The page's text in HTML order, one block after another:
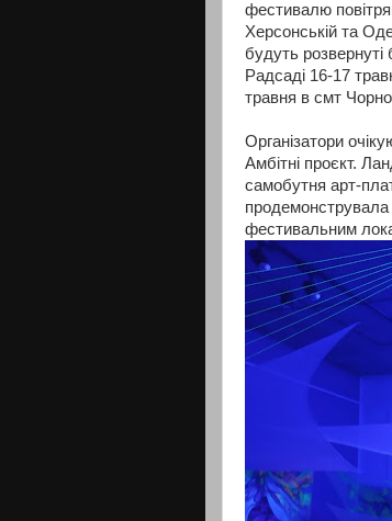
фестивалю
Херсонській та
будуть
Радсаді 16-17
травня в смт
Організатори
Амбітні проєкт.
самобутня арт-
продемонструвала
фестивальним